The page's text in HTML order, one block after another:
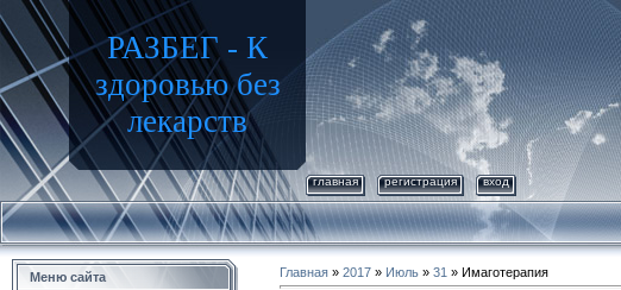
РАЗБЕГ - К
здоровью без
лекарств
главная регистрация вход
Меню сайта Главная » 2017 » Июль » 31 » Имаготерапия